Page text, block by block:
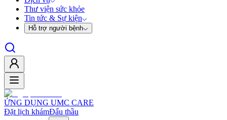
Thư viện sức khỏe
Tin tức & Sự kiện
Hỗ trợ người bệnh
ỨNG DỤNG UMC CARE
Đặt lịch khámĐấu thầu